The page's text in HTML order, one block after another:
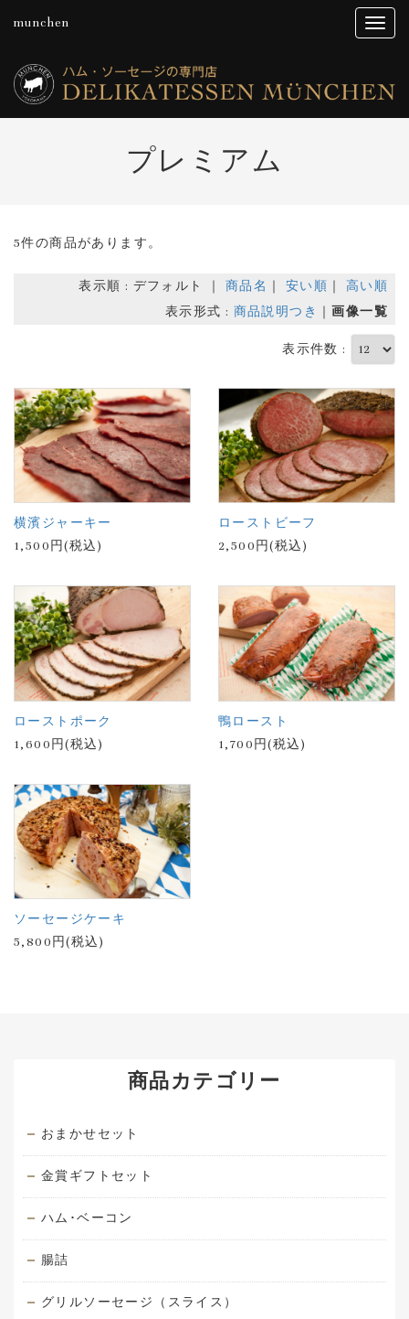
munchen
プレミアム
5件の商品があります。
表示順 : デフォルト ｜ 商品名 安い順
高い順
表示形式 : 商品説明つき 画像一覧
表示件数 :
横濱ジャーキー
1,500円(税込)
ローストビーフ
2,500円(税込)
ローストポーク
1,600円(税込)
鴨ロースト
1,700円(税込)
ソーセージケーキ
5,800円(税込)
商品カテゴリー
おまかせセット
金賞ギフトセット
ハム･ベーコン
腸詰
グリルソーセージ（スライス）